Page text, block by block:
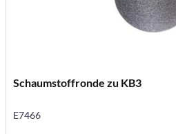
Schaumstoffronde zu KB3
E7466